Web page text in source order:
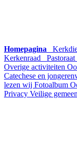
Homepagina
Kerkenraad
Pastoraat
Overige activiteiten
Catechese en
lezen wij Fotoalbum
Privacy Veilige